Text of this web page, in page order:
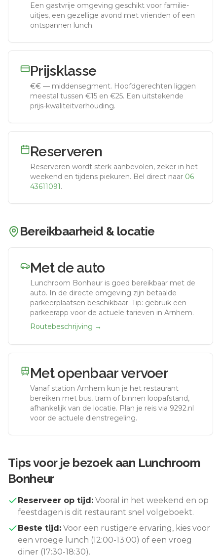
Een gastvrije omgeving geschikt voor familie-
uitjes, een gezellige avond met vrienden of een
ontspannen lunch.
Prijsklasse
€€ — middensegment. Hoofdgerechten liggen
meestal tussen €15 en €25. Een uitstekende
prijs-kwaliteitverhouding.
Reserveren
Reserveren wordt sterk aanbevolen, zeker in het
weekend en tijdens piekuren. Bel direct naar 06
43611091.
Bereikbaarheid & locatie
Met de auto
Lunchroom Bonheur is goed bereikbaar met de
auto. In de directe omgeving zijn betaalde
parkeerplaatsen beschikbaar. Tip: gebruik een
parkeerapp voor de actuele tarieven in Arnhem.
Routebeschrijving →
Met openbaar vervoer
Vanaf station Arnhem kun je het restaurant
bereiken met bus, tram of binnen loopafstand,
afhankelijk van de locatie. Plan je reis via 9292.nl
voor de actuele dienstregeling.
Tips voor je bezoek aan Lunchroom
Bonheur
Reserveer op tijd: Vooral in het weekend en op
feestdagen is dit restaurant snel volgeboekt.
Beste tijd: Voor een rustigere ervaring, kies voor
een vroege lunch (12:00-13:00) of een vroeg
diner (17:30-18:30).